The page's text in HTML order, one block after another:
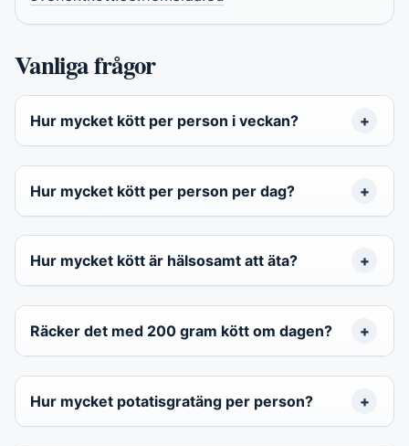
Vanliga frågor
Hur mycket kött per person i veckan?
Hur mycket kött per person per dag?
Hur mycket kött är hälsosamt att äta?
Räcker det med 200 gram kött om dagen?
Hur mycket potatisgratäng per person?